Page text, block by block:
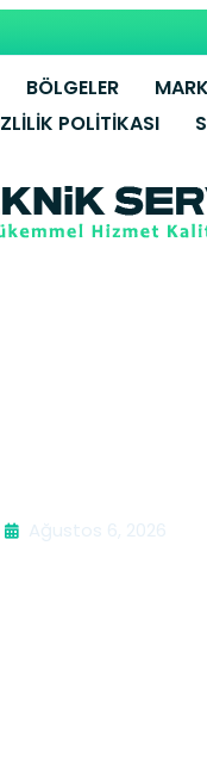
BÖLGELER
POLITIKASI
Ağustos 6, 2026